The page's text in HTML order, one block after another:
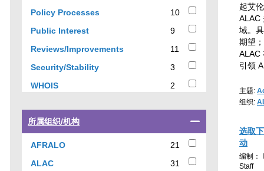
Policy Processes10
10
Public Interest9
9
Reviews/Improvements11
11
Security/Stability3
3
WHOIS2
2
所属组织/机构
a
AFRALO21
21
ALAC31
31
起艾
ALAC
域。
期望
ALAC
引领
主题:
组织:
选取
动
编制：
Staff